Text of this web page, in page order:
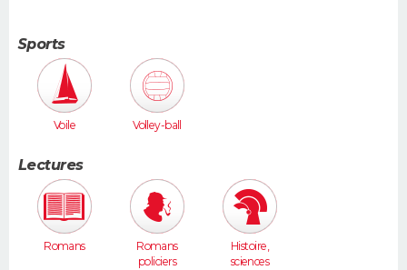
Sports
Voile Volley-ball
Lectures
Romans
Romans
policiers
Histoire,
sciences